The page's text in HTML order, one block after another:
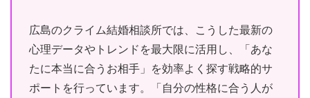
広島のクライム結婚相談所では、こうした最新の
心理データやトレンドを最大限に活用し、「あな
たに本当に合うお相手」を効率よく探す戦略的サ
ポートを行っています。「自分の性格に合う人が